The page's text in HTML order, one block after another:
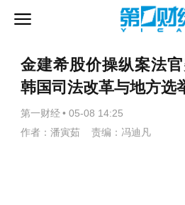
金建希股价操纵案法
韩国司法改革与地方选
第一财经 • 05-08 14:25
作者：潘寅茹 责编：冯迪凡